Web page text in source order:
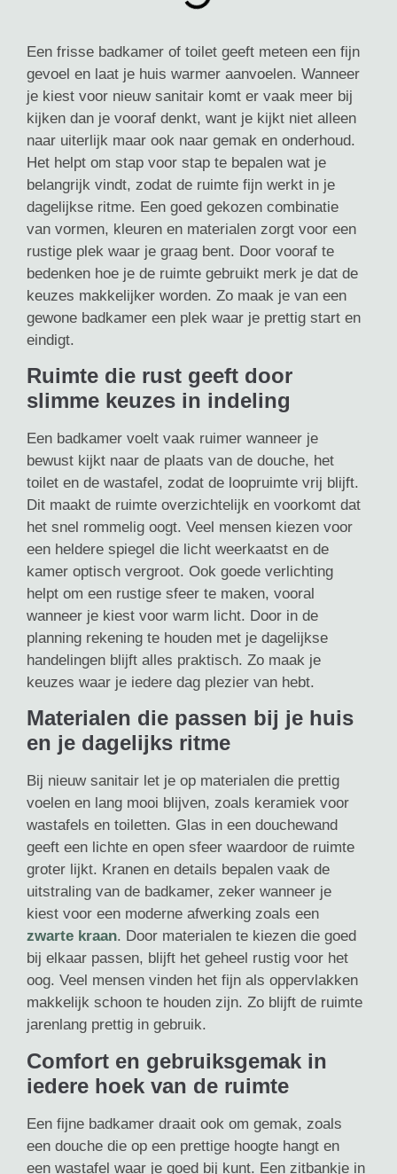
Een frisse badkamer of toilet geeft meteen een fijn
gevoel en laat je huis warmer aanvoelen. Wanneer
je kiest voor nieuw sanitair komt er vaak meer bij
kijken dan je vooraf denkt, want je kijkt niet alleen
naar uiterlijk maar ook naar gemak en onderhoud.
Het helpt om stap voor stap te bepalen wat je
belangrijk vindt, zodat de ruimte fijn werkt in je
dagelijkse ritme. Een goed gekozen combinatie
van vormen, kleuren en materialen zorgt voor een
rustige plek waar je graag bent. Door vooraf te
bedenken hoe je de ruimte gebruikt merk je dat de
keuzes makkelijker worden. Zo maak je van een
gewone badkamer een plek waar je prettig start en
eindigt.
Ruimte die rust geeft door
slimme keuzes in indeling
Een badkamer voelt vaak ruimer wanneer je
bewust kijkt naar de plaats van de douche, het
toilet en de wastafel, zodat de loopruimte vrij blijft.
Dit maakt de ruimte overzichtelijk en voorkomt dat
het snel rommelig oogt. Veel mensen kiezen voor
een heldere spiegel die licht weerkaatst en de
kamer optisch vergroot. Ook goede verlichting
helpt om een rustige sfeer te maken, vooral
wanneer je kiest voor warm licht. Door in de
planning rekening te houden met je dagelijkse
handelingen blijft alles praktisch. Zo maak je
keuzes waar je iedere dag plezier van hebt.
Materialen die passen bij je huis
en je dagelijks ritme
Bij nieuw sanitair let je op materialen die prettig
voelen en lang mooi blijven, zoals keramiek voor
wastafels en toiletten. Glas in een douchewand
geeft een lichte en open sfeer waardoor de ruimte
groter lijkt. Kranen en details bepalen vaak de
uitstraling van de badkamer, zeker wanneer je
kiest voor een moderne afwerking zoals een
zwarte kraan. Door materialen te kiezen die goed
bij elkaar passen, blijft het geheel rustig voor het
oog. Veel mensen vinden het fijn als oppervlakken
makkelijk schoon te houden zijn. Zo blijft de ruimte
jarenlang prettig in gebruik.
Comfort en gebruiksgemak in
iedere hoek van de ruimte
Een fijne badkamer draait ook om gemak, zoals
een douche die op een prettige hoogte hangt en
een wastafel waar je goed bij kunt. Een zitbankje in